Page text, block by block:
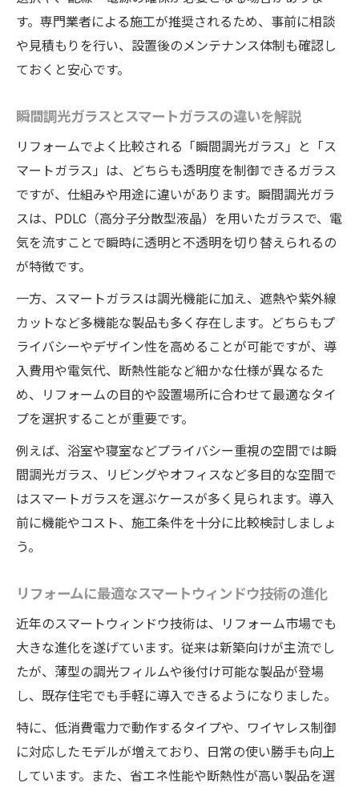
リフォーム時のスマートガラス価格と選び
方
費用対効果を重視したリフォームの窓選び
瞬間調光ガラスで叶える新しい暮らし
リフォームで広がる瞬間調光ガラスの活用
法
暮らしを変えるスマートウィンドウのリフ
ォーム事例
スマートガラスフィルムが生み出す快適空
プライバシーとデザインの調和をリフォー
ムで実現
瞬間調光技術で満足度アップのリフォーム
提案
の機能性
瞬間調光フィルムとガラスのリフォーム比
リフォーム時に考えたい住宅の性能向上策
他の窓リフォームとの違いと選び方のポイ
ント
電気代や省エネ効果が気になる方へ
リフォームで知るべきスマートウィンドウ
の電気代
瞬間調光ガラス導入時の省エネ効果を解説
リフォーム後のランニングコストを抑える
す。専門業者による施工が推奨されるため、事前に相談
や見積もりを行い、設置後のメンテナンス体制も確認し
ておくと安心です。
瞬間調光ガラスとスマートガラスの違いを解説
リフォームでよく比較される「瞬間調光ガラス」と「ス
マートガラス」は、どちらも透明度を制御できるガラス
ですが、仕組みや用途に違いがあります。瞬間調光ガラ
スは、PDLC（高分子分散型液晶）を用いたガラスで、電
気を流すことで瞬時に透明と不透明を切り替えられるの
が特徴です。
一方、スマートガラスは調光機能に加え、遮熱や紫外線
カットなど多機能な製品も多く存在します。どちらもプ
ライバシーやデザイン性を高めることが可能ですが、導
入費用や電気代、断熱性能など細かな仕様が異なるた
め、リフォームの目的や設置場所に合わせて最適なタイ
プを選択することが重要です。
例えば、浴室や寝室などプライバシー重視の空間では瞬
間調光ガラス、リビングやオフィスなど多目的な空間で
はスマートガラスを選ぶケースが多く見られます。導入
前に機能やコスト、施工条件を十分に比較検討しましょ
う。
リフォームに最適なスマートウィンドウ技術の進化
近年のスマートウィンドウ技術は、リフォーム市場でも
大きな進化を遂げています。従来は新築向けが主流でし
たが、薄型の調光フィルムや後付け可能な製品が登場
し、既存住宅でも手軽に導入できるようになりました。
特に、低消費電力で動作するタイプや、ワイヤレス制御
に対応したモデルが増えており、日常の使い勝手も向上
しています。また、省エネ性能や断熱性が高い製品を選